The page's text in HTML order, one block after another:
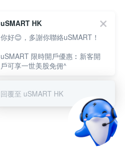
uSMART HK
你好😊，多謝你聯絡uSMART！
uSMART 限時開戶優惠︰新客開
戶可享一世美股免佣^
回覆至 uSMART HK